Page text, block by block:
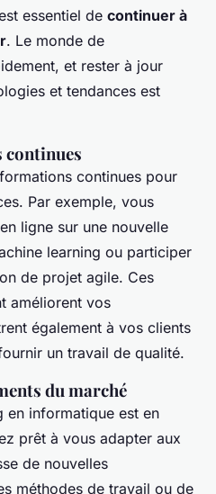
essentiel de continuer à
. Le monde de
et rester à jour
et tendances est
continues
continues pour
Par exemple, vous
ligne sur une nouvelle
learning ou participer
de projet agile. Ces
améliorent vos
également à vos clients
un travail de qualité.
du marché
en informatique est en
prêt à vous adapter aux
de nouvelles
méthodes de travail ou de